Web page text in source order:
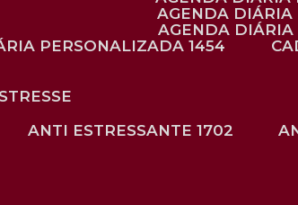
AGENDA
AGENDA
PERSONALIZADA 1454
ANTI ESTRESSANTE 1702